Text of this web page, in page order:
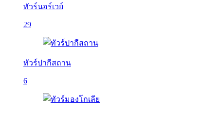
ทัวร์นอร์เวย์
29
ทัวร์ปากีสถาน
6